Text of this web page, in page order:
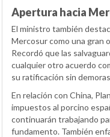
Apertura hacia
El ministro también
Mercosur como una gran
Recordó que las
cualquier otro acuerdo
su ratificación sin
En relación con China,
impuestos al porcino
continuarán trabajando
fundamento. También